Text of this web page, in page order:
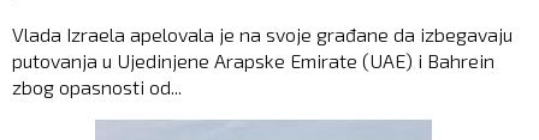
Vlada Izraela apelovala je na svoje građane da izbegavaju
putovanja u Ujedinjene Arapske Emirate (UAE) i Bahrein
zbog opasnosti od...